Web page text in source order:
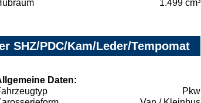
1.499 cm³
SHZ/PDC/Kam/Leder/Tempomat
Daten:
Pkw